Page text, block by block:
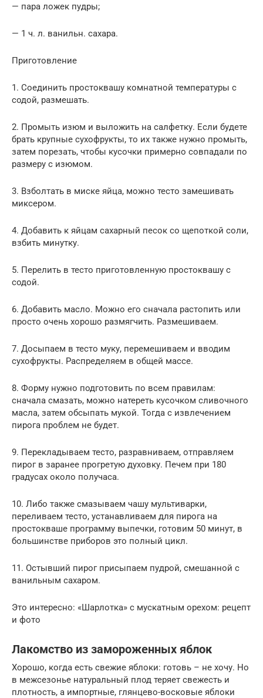
— пара ложек пудры;
— 1 ч. л. ванильн. сахара.
Приготовление
1. Соединить простоквашу комнатной температуры с
содой, размешать.
2. Промыть изюм и выложить на салфетку. Если будете
брать крупные сухофрукты, то их также нужно промыть,
затем порезать, чтобы кусочки примерно совпадали по
размеру с изюмом.
3. Взболтать в миске яйца, можно тесто замешивать
миксером.
4. Добавить к яйцам сахарный песок со щепоткой соли,
взбить минутку.
5. Перелить в тесто приготовленную простоквашу с
содой.
6. Добавить масло. Можно его сначала растопить или
просто очень хорошо размягчить. Размешиваем.
7. Досыпаем в тесто муку, перемешиваем и вводим
сухофрукты. Распределяем в общей массе.
8. Форму нужно подготовить по всем правилам:
сначала смазать, можно натереть кусочком сливочного
масла, затем обсыпать мукой. Тогда с извлечением
пирога проблем не будет.
9. Перекладываем тесто, разравниваем, отправляем
пирог в заранее прогретую духовку. Печем при 180
градусах около получаса.
10. Либо также смазываем чашу мультиварки,
переливаем тесто, устанавливаем для пирога на
простокваше программу выпечки, готовим 50 минут, в
большинстве приборов это полный цикл.
11. Остывший пирог присыпаем пудрой, смешанной с
ванильным сахаром.
Это интересно: «Шарлотка» с мускатным орехом: рецепт
и фото
Лакомство из замороженных яблок
Хорошо, когда есть свежие яблоки: готовь – не хочу. Но
в межсезонье натуральный плод теряет свежесть и
плотность, а импортные, глянцево-восковые яблоки